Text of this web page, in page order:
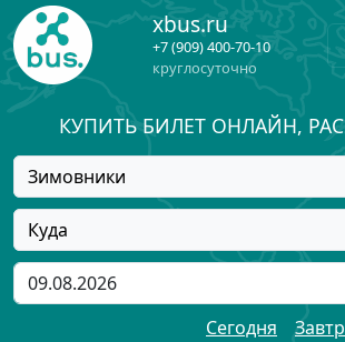
xbus.ru
+7 (909) 400-70-10
круглосуточно
КУПИТЬ БИЛЕТ ОНЛАЙН,
Зимовники
Куда
Сегодня